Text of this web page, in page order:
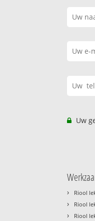
Uw
› Riool
› Riool
› Riool